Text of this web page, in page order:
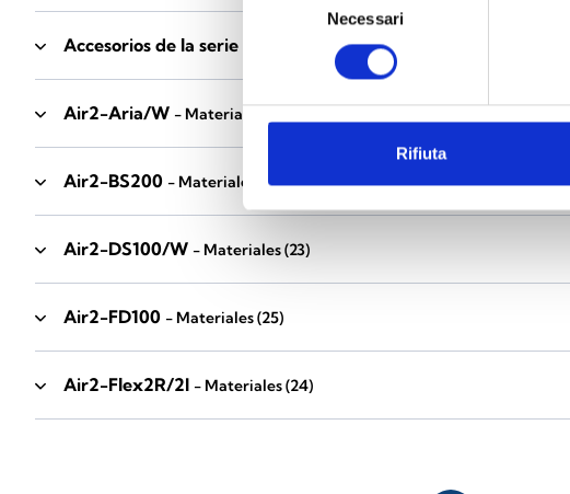
Necessari
Rifiuta
Accesorios de la serie Industrial - Materiales
Air2-Aria/W - Materiales
Air2-BS200 - Materiales (34)
Air2-DS100/W - Materiales(23)
Air2-FD100 - Materiales(25)
Air2-Flex2R/2I - Materiales(24)